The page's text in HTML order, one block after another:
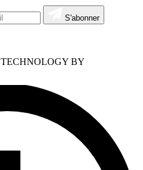
S'abonner
TECHNOLOGY BY